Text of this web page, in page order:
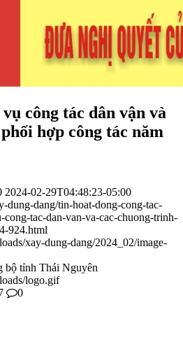
công tác dân vận và
hợp công tác năm
2024-02-29T04:48:23-05:00
dung-dang/tin-hoat-dong-cong-tac-
tac-dan-van-va-cac-chuong-trinh-
924.html
xay-dung-dang/2024_02/image-
bộ tỉnh Thái Nguyên
logo.gif
0